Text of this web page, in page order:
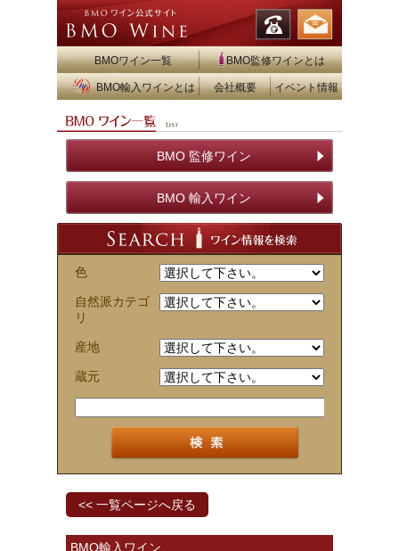
BMOワイン一覧 BMO監修ワインとは
BMO輸入ワインとは 会社概要 イベント情報
BMO 監修ワイン
BMO 輸入ワイン
色
自然派カテゴ
リ
産地
蔵元
<< 一覧ページへ戻る
BMO輸入ワイン